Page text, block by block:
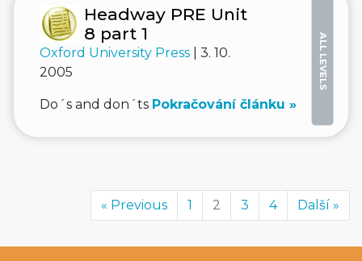
ALL LEVELS
Headway PRE Unit
8 part 1
Oxford University Press
| 3. 10.
2005
Do´s and don´ts Pokračování článku »
« Previous 1 2 3 4 Další »